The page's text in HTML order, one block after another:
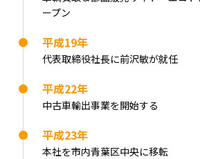
ープン
平成19年
代表取締役社長に前沢敏が就任
平成22年
中古車輸出事業を開始する
平成23年
本社を市内青葉区中央に移転